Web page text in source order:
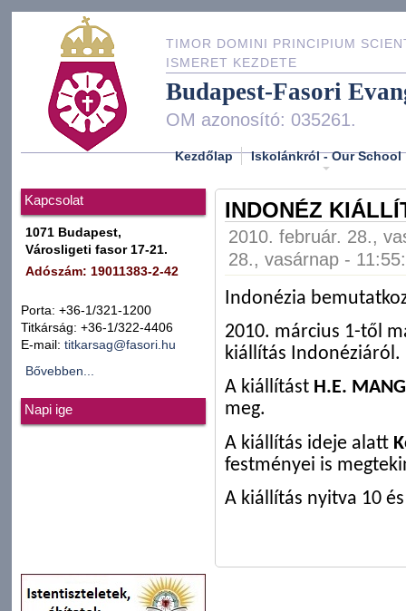
TIMOR DOMINI PRINCIPIUM
ISMERET KEZDETE
Budapest-Fasori
OM azonosító: 035261.
Kezdőlap Iskolánkról - Our School
Kapcsolat
1071 Budapest,
Városligeti fasor 17-21.
Adószám: 19011383-2-42
Porta: +36-1/321-1200
Titkárság: +36-1/322-4406
E-mail: titkarsag@fasori.hu
Bővebben...
Napi ige
INDONÉZ
2010. február. 28.,
28., vasárnap -
Indonézia
2010. március 1-től
kiállítás Indonéziáról.
A kiállítást H.E.
meg.
A kiállítás ideje alatt
festményei is
A kiállítás nyitva 10